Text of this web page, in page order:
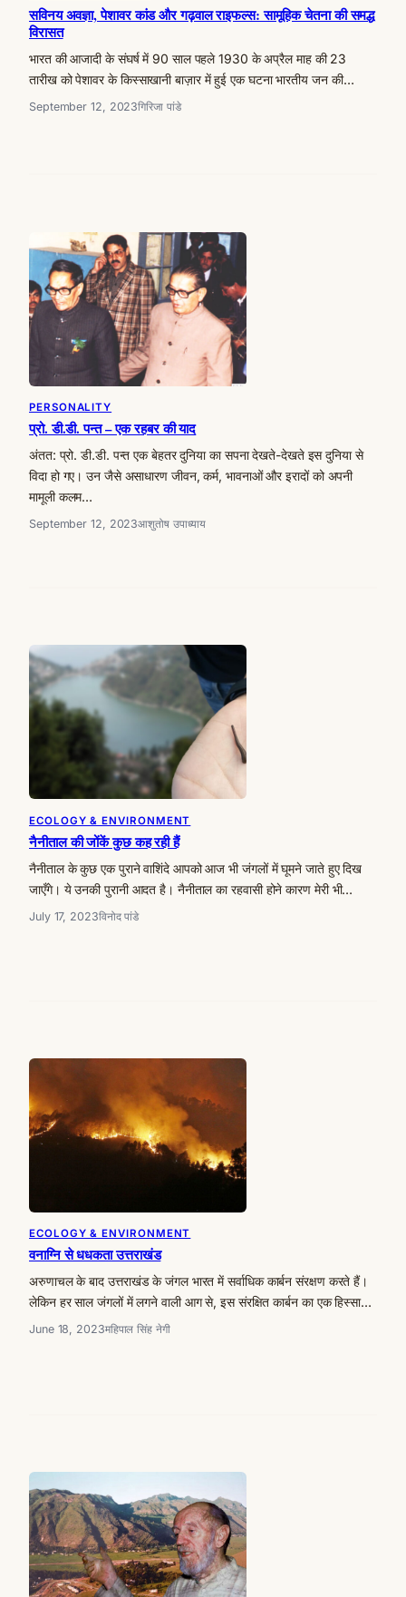
सविनय अवज्ञा, पेशावर कांड और गढ़वाल राइफल्स: सामूहिक चेतना की समद्ध
विरासत
भारत की आजादी के संघर्ष में 90 साल पहले 1930 के अप्रैल माह की 23
तारीख को पेशावर के किस्साखानी बाज़ार में हुई एक घटना भारतीय जन की…
September 12, 2023गिरिजा पांडे
PERSONALITY
प्रो. डी.डी. पन्त – एक रहबर की याद
अंतत: प्रो. डी.डी. पन्त एक बेहतर दुनिया का सपना देखते-देखते इस दुनिया से
विदा हो गए। उन जैसे असाधारण जीवन, कर्म, भावनाओं और इरादों को अपनी
मामूली कलम…
September 12, 2023आशुतोष उपाध्याय
ECOLOGY & ENVIRONMENT
नैनीताल की जोंकें कुछ कह रही हैं
नैनीताल के कुछ एक पुराने वाशिंदे आपको आज भी जंगलों में घूमने जाते हुए दिख
जाएँगे। ये उनकी पुरानी आदत है। नैनीताल का रहवासी होने कारण मेरी भी…
July 17, 2023विनोद पांडे
ECOLOGY & ENVIRONMENT
वनाग्नि से धधकता उत्तराखंड
अरुणाचल के बाद उत्तराखंड के जंगल भारत में सर्वाधिक कार्बन संरक्षण करते हैं।
लेकिन हर साल जंगलों में लगने वाली आग से, इस संरक्षित कार्बन का एक हिस्सा…
June 18, 2023महिपाल सिंह नेगी